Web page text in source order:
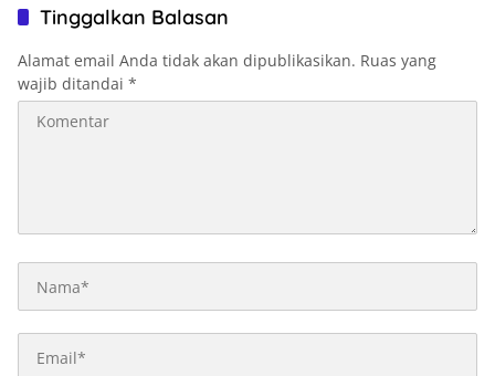
Tinggalkan Balasan
Alamat email Anda tidak akan dipublikasikan. Ruas yang
wajib ditandai *